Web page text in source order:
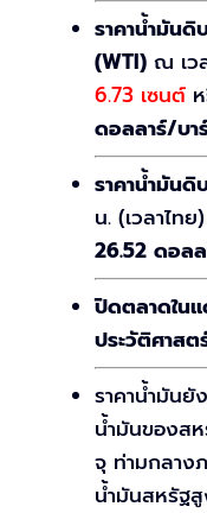
ราคาน้ำมันดิ
(WTI) ณ เว
6.73 เซนต์
ดอลลาร์/บา
ราคาน้ำมัน
น. (เวลาไทย)
26.52 ดอลล
ปิดตลาดใน
ประวัติศาสต
ราคาน้ำมัน
น้ำมันของส
จุ ท่ามกลาง
น้ำมันสหรัฐ